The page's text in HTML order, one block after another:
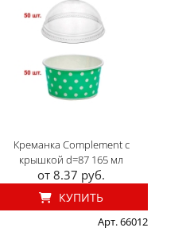
Креманка Complement с
крышкой d=87 165 мл
от 8.37 руб.
КУПИТЬ
Арт. 66012